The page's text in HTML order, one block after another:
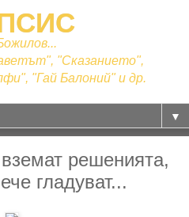
"Сказанието",
"Гай Балоний" и др.
▼
решенията,
гладуват...